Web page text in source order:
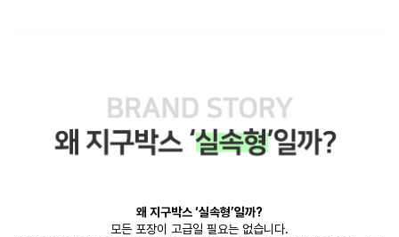
왜 지구박스 ‘실속형’일까?
모든 포장이 고급일 필요는 없습니다.